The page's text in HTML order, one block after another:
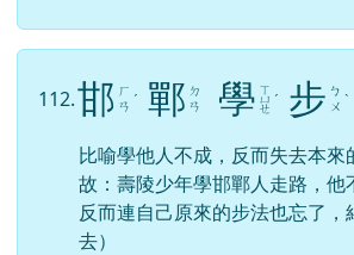
112.邯 ㄏ
ㄢ ˊ 鄲 ㄉ
ㄢ
學 ㄒ
ㄩ
ㄝ
ˊ 步 ㄅ
ㄨ ˋ
比喻學他人不成，反而失去本來
故：壽陵少年學邯鄲人走路，他
反而連自己原來的步法也忘了，
去）